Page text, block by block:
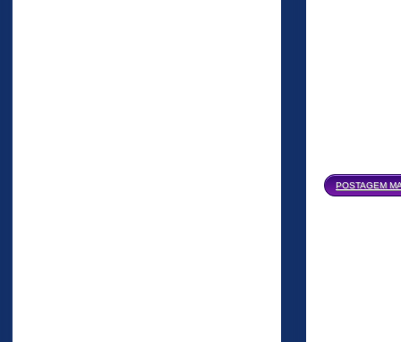
POSTAGEM